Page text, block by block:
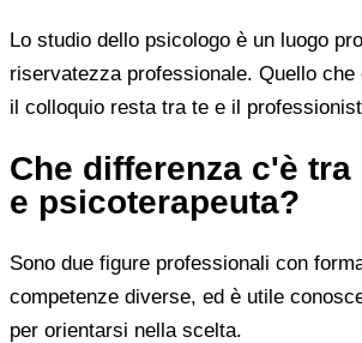
Lo studio dello psicologo è un luogo
riservatezza professionale. Quello che
il colloquio resta tra te e il
Che differenza c'è
e psicoterapeuta?
Sono due figure professionali con
competenze diverse, ed è utile
per orientarsi nella scelta.